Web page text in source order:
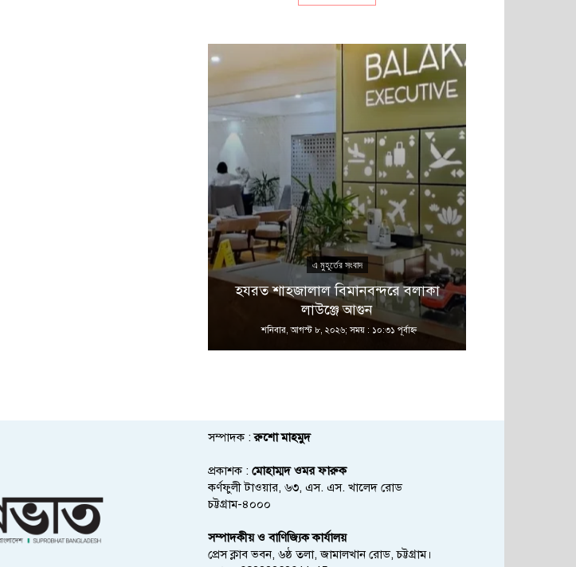
এ মুহূর্তের সংবাদ
হযরত শাহজালাল বিমানবন্দরে বলাকা
লাউঞ্জে আগুন
শনিবার, আগস্ট ৮, ২০২৬; সময় : ১০:৩১ পূর্বাহ্ণ
সম্পাদক :রুশো মাহমুদ
প্রকাশক : মোহাম্মদ ওমর ফারুক
কর্ণফুলী টাওয়ার, ৬৩, এস. এস. খালেদ রোড
চট্টগ্রাম-৪০০০
সম্পাদকীয় ও বাণিজ্যিক কার্যালয়
প্রেস ক্লাব ভবন, ৬ষ্ঠ তলা, জামালখান রোড, চট্টগ্রাম।